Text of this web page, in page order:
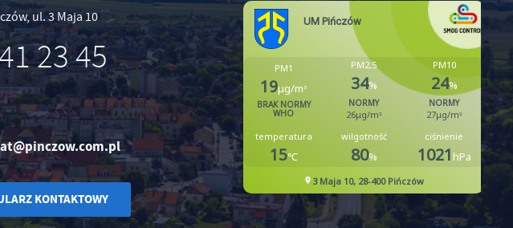
ul. 3 Maja 10
23 45
KONTAKTOWY